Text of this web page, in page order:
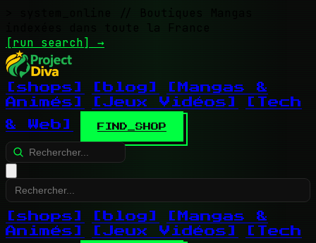
// Boutiques Mangas
indexées dans toute la France
[run search] →
[shops] [blog]
[Mangas &
Animés]
[Jeux Vidéos]
[Tech
& Web]
FIND_SHOP
[shops] [blog]
[Mangas &
Animés]
[Jeux Vidéos]
[Tech